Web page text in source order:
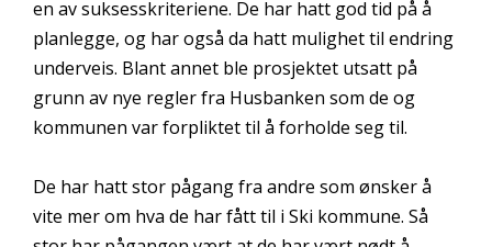
en av suksesskriteriene. De har hatt god tid på å
planlegge, og har også da hatt mulighet til endring
underveis. Blant annet ble prosjektet utsatt på
grunn av nye regler fra Husbanken som de og
kommunen var forpliktet til å forholde seg til.
De har hatt stor pågang fra andre som ønsker å
vite mer om hva de har fått til i Ski kommune. Så